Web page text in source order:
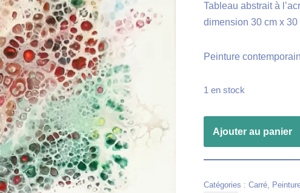
Tableau abstrait à
dimension 30 cm x 30
Peinture
1 en stock
Ajouter au panier
Catégories : Carré,